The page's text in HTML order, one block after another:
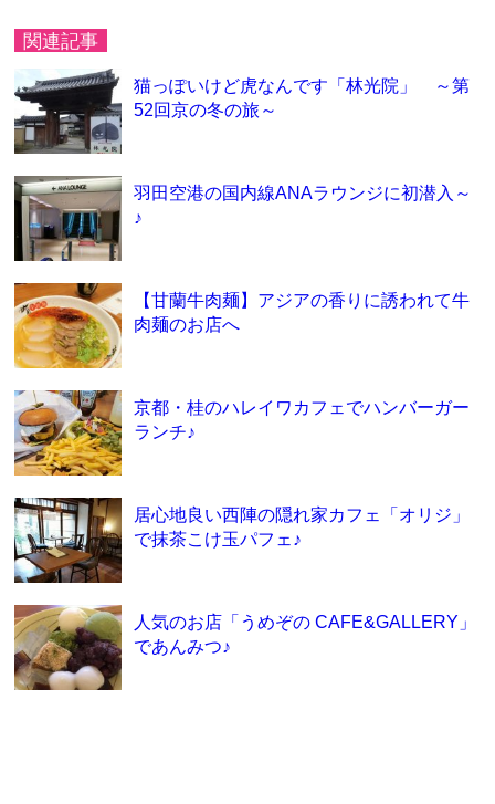
関連記事
猫っぽいけど虎なんです「林光院」 ～第
52回京の冬の旅～
羽田空港の国内線ANAラウンジに初潜入～
♪
【甘蘭牛肉麺】アジアの香りに誘われて牛
肉麺のお店へ
京都・桂のハレイワカフェでハンバーガー
ランチ♪
居心地良い西陣の隠れ家カフェ「オリジ」
で抹茶こけ玉パフェ♪
人気のお店「うめぞの CAFE&GALLERY」
であんみつ♪